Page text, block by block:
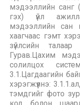
мэдээллийн санг
гэх) үйл
мэдээллийн сан
хаагчаас гэмт
зүйлсийн
Гурав.Цахим
солилцох
3.1.Цагдаагийн
хэрэгжүүлнэ:
тэмдгийг фото